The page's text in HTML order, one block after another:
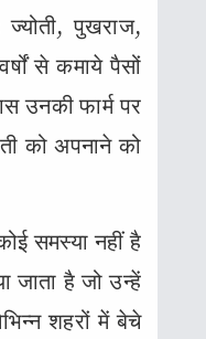
पुखराज,
से कमाये पैसों
उनकी फार्म पर
को अपनाने को
समस्या नहीं है
जाता है जो उन्हें
शहरों में बेचे